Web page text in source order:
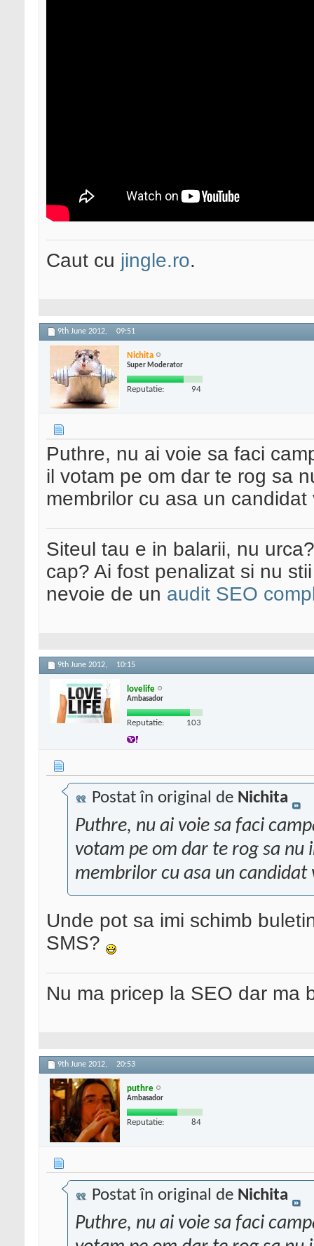
Caut cu jingle.ro.
9th June 2012, 09:51
Nichita
Super Moderator
Reputatie: 94
Puthre, nu ai voie sa faci
il votam pe om dar te rog sa
membrilor cu asa un
Siteul tau e in balarii, nu
cap? Ai fost penalizat si nu
nevoie de un audit SEO
9th June 2012, 10:15
lovelife
Ambasador
Reputatie: 103
Postat în original de Nichita
Puthre, nu ai voie sa faci
votam pe om dar te rog sa
membrilor cu asa un
Unde pot sa imi schimb
SMS?
Nu ma pricep la SEO dar ma
9th June 2012, 20:53
puthre
Ambasador
Reputatie: 84
Postat în original de Nichita
Puthre, nu ai voie sa faci